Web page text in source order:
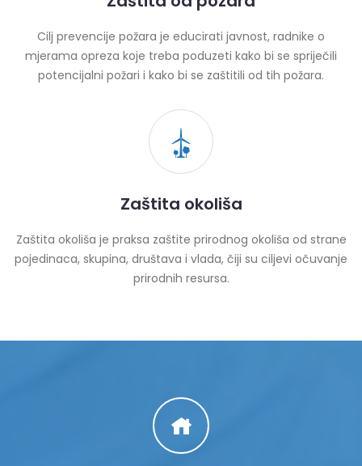
Cilj prevencije požara je educirati javnost, radnike o
mjerama opreza koje treba poduzeti kako bi se spriječili
potencijalni požari i kako bi se zaštitili od tih požara.
Zaštita okoliša
Zaštita okoliša je praksa zaštite prirodnog okoliša od strane
pojedinaca, skupina, društava i vlada, čiji su ciljevi očuvanje
prirodnih resursa.